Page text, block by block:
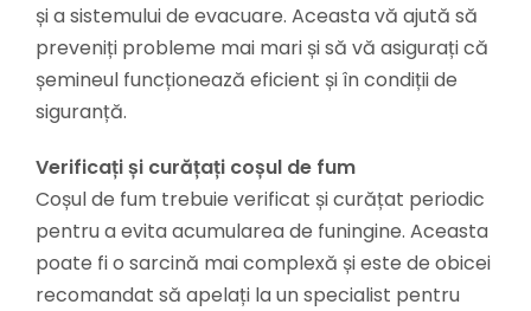
și a sistemului de evacuare. Aceasta vă ajută să
preveniți probleme mai mari și să vă asigurați că
șemineul funcționează eficient și în condiții de
siguranță.
Verificați și curățați coșul de fum
Coșul de fum trebuie verificat și curățat periodic
pentru a evita acumularea de funingine. Aceasta
poate fi o sarcină mai complexă și este de obicei
recomandat să apelați la un specialist pentru